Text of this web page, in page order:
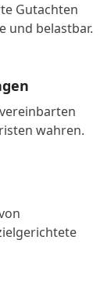
Gutachten
und belastbar.
wahren.